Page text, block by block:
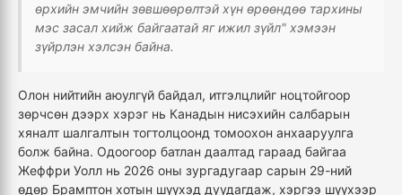
өрхийн эмчийн зөвшөөрөлтэй хүн өрөөндөө тархины
мэс засал хийж байгаатай яг ижил зүйл" хэмээн
зүйрлэн хэлсэн байна.
Олон нийтийн аюулгүй байдал, итгэлцлийг ноцтойгоор
зөрчсөн дээрх хэрэг нь Канадын нисэхийн салбарын
хяналт шалгалтын тогтолцоонд томоохон анхааруулга
болж байна. Одоогоор батлан даалтад гараад байгаа
Жеффри Уолл нь 2026 оны зургадугаар сарын 29-ний
өдөр Брамптон хотын шүүхэд дуудагдаж, хэргээ шүүхээр